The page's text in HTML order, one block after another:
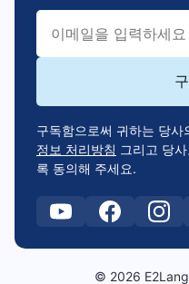
구독함으로써 귀하는 당
정보 처리방침 그리고 당
록 동의해 주세요.
© 2026